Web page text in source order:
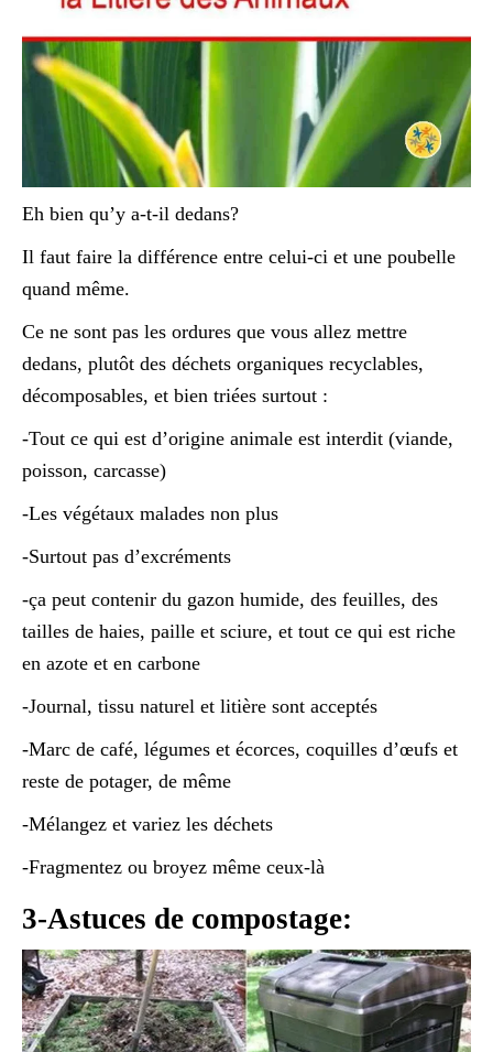
Eh bien qu’y a-t-il dedans?
Il faut faire la différence entre celui-ci et une poubelle
quand même.
Ce ne sont pas les ordures que vous allez mettre
dedans, plutôt des déchets organiques recyclables,
décomposables, et bien triées surtout :
-Tout ce qui est d’origine animale est interdit (viande,
poisson, carcasse)
-Les végétaux malades non plus
-Surtout pas d’excréments
-ça peut contenir du gazon humide, des feuilles, des
tailles de haies, paille et sciure, et tout ce qui est riche
en azote et en carbone
-Journal, tissu naturel et litière sont acceptés
-Marc de café, légumes et écorces, coquilles d’œufs et
reste de potager, de même
-Mélangez et variez les déchets
-Fragmentez ou broyez même ceux-là
3-Astuces de compostage: